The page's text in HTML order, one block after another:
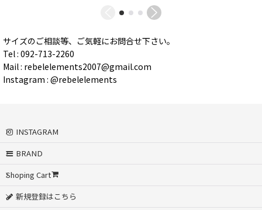
サイズのご相談等、ご気軽にお問合せ下さい。
Tel : 092-713-2260
Mail : rebelelements2007@gmail.com
Instagram : @rebelelements
INSTAGRAM
BRAND
Shoping Cart
新規登録はこちら